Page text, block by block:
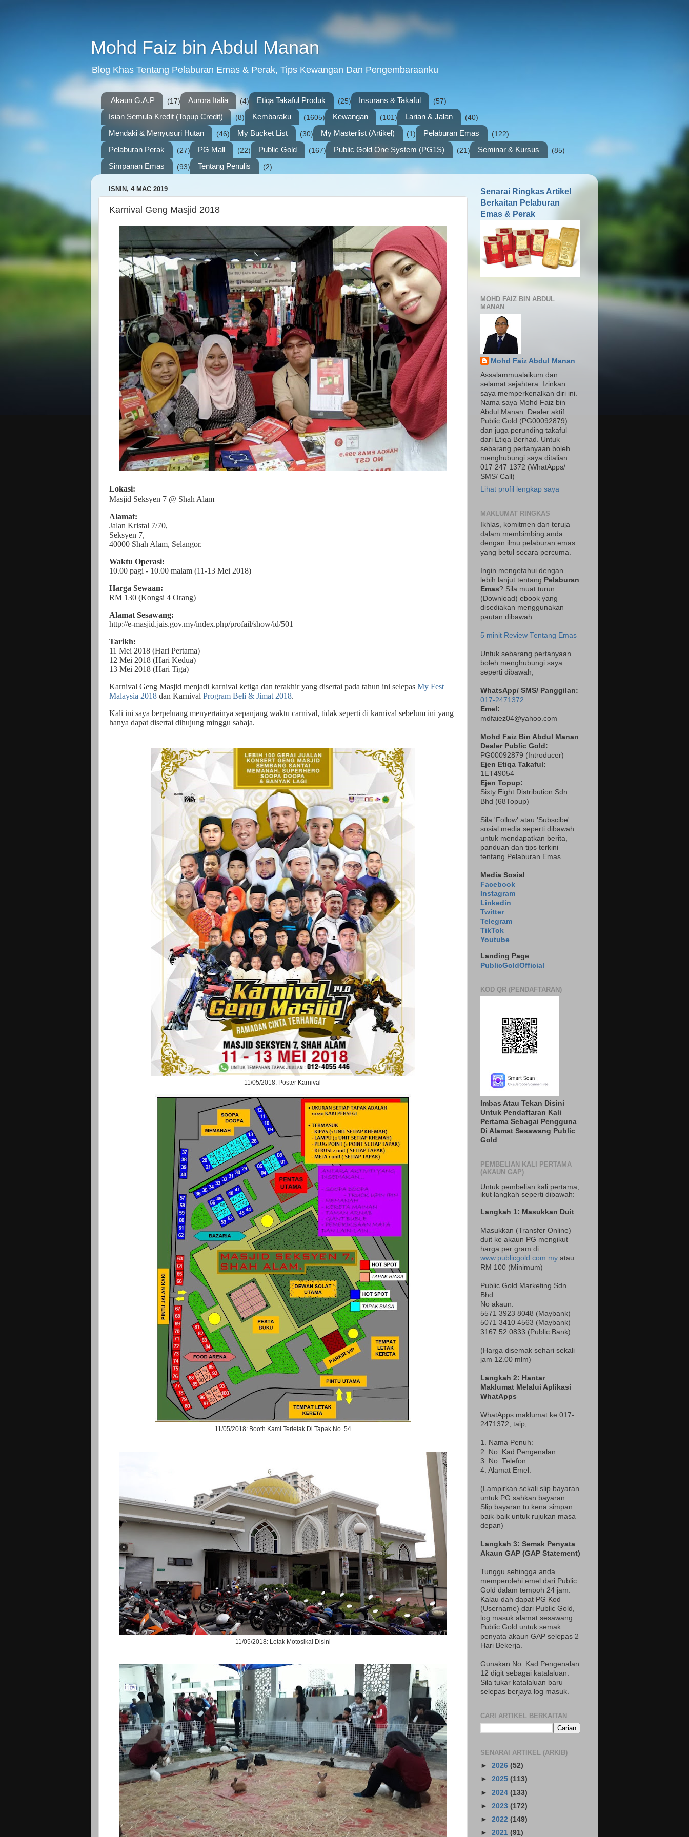
Mohd Faiz bin Abdul Manan
Blog Khas Tentang Pelaburan Emas & Perak, Tips Kewangan Dan Pengembaraanku
Akaun G.A.P (17) Aurora Italia (4) Etiqa Takaful Produk (25) Insurans & Takaful (57)
Isian Semula Kredit (Topup Credit) (8) Kembaraku (1605) Kewangan (101) Larian & Jalan (40)
Mendaki & Menyusuri Hutan (46) My Bucket List (30) My Masterlist (Artikel) (1) Pelaburan Emas (122)
Pelaburan Perak (27) PG Mall (22) Public Gold (167) Public Gold One System (PG1S) (21) Seminar & Kursus (85)
Simpanan Emas (93) Tentang Penulis (2)
ISNIN, 4 MAC 2019
Karnival Geng Masjid 2018
Lokasi:
Masjid Seksyen 7 @ Shah Alam
Alamat:
Jalan Kristal 7/70,
Seksyen 7,
40000 Shah Alam, Selangor.
Waktu Operasi:
10.00 pagi - 10.00 malam (11-13 Mei 2018)
Harga Sewaan:
RM 130 (Kongsi 4 Orang)
Alamat Sesawang:
http://e-masjid.jais.gov.my/index.php/profail/show/id/501
Tarikh:
11 Mei 2018 (Hari Pertama)
12 Mei 2018 (Hari Kedua)
13 Mei 2018 (Hari Tiga)
Karnival Geng Masjid menjadi karnival ketiga dan terakhir yang disertai pada tahun ini selepas My Fest
Malaysia 2018 dan Karnival Program Beli & Jimat 2018.
Kali ini saya berpeluang menyertainya sepanjang waktu carnival, tidak seperti di karnival sebelum ini yang
hanya dapat disertai dihujung minggu sahaja.
11/05/2018: Poster Karnival
11/05/2018: Booth Kami Terletak Di Tapak No. 54
11/05/2018: Letak Motosikal Disini
Senarai Ringkas Artikel
Berkaitan Pelaburan
Emas & Perak
MOHD FAIZ BIN ABDUL
MANAN
Mohd Faiz Abdul Manan
Assalammualaikum dan
selamat sejahtera. Izinkan
saya memperkenalkan diri ini.
Nama saya Mohd Faiz bin
Abdul Manan. Dealer aktif
Public Gold (PG00092879)
dan juga perunding takaful
dari Etiqa Berhad. Untuk
sebarang pertanyaan boleh
menghubungi saya ditalian
017 247 1372 (WhatApps/
SMS/ Call)
Lihat profil lengkap saya
MAKLUMAT RINGKAS
Ikhlas, komitmen dan teruja
dalam membimbing anda
dengan ilmu pelaburan emas
yang betul secara percuma.
Ingin mengetahui dengan
lebih lanjut tentang Pelaburan
Emas? Sila muat turun
(Download) ebook yang
disediakan menggunakan
pautan dibawah:
5 minit Review Tentang Emas
Untuk sebarang pertanyaan
boleh menghubungi saya
seperti dibawah;
WhatsApp/ SMS/ Panggilan:
017-2471372
Emel:
mdfaiez04@yahoo.com
Mohd Faiz Bin Abdul Manan
Dealer Public Gold:
PG00092879 ( Introducer)
Ejen Etiqa Takaful:
1ET49054
Ejen Topup:
Sixty Eight Distribution Sdn
Bhd (68Topup)
Sila 'Follow' atau 'Subscibe'
sosial media seperti dibawah
untuk mendapatkan berita,
panduan dan tips terkini
tentang Pelaburan Emas.
Media Sosial
Facebook
Instagram
Linkedin
Twitter
Telegram
TikTok
Youtube
Landing Page
PublicGoldOfficial
KOD QR (PENDAFTARAN)
Imbas Atau Tekan Disini
Untuk Pendaftaran Kali
Pertama Sebagai Pengguna
Di Alamat Sesawang Public
Gold
PEMBELIAN KALI PERTAMA
(AKAUN GAP)
Untuk pembelian kali pertama,
ikut langkah seperti dibawah:
Langkah 1: Masukkan Duit
Masukkan (Transfer Online)
duit ke akaun PG mengikut
harga per gram di
www.publicgold.com.my atau
RM 100 (Minimum)
Public Gold Marketing Sdn.
Bhd.
No akaun:
5571 3923 8048 (Maybank)
5071 3410 4563 (Maybank)
3167 52 0833 (Public Bank)
(Harga disemak sehari sekali
jam 12.00 mlm)
Langkah 2: Hantar
Maklumat Melalui Aplikasi
WhatApps
WhatApps maklumat ke 017-
2471372 , taip;
1. Nama Penuh:
2. No. Kad Pengenalan:
3. No. Telefon:
4. Alamat Emel:
(Lampirkan sekali slip bayaran
untuk PG sahkan bayaran.
Slip bayaran tu kena simpan
baik-baik untuk rujukan masa
depan)
Langkah 3: Semak Penyata
Akaun GAP (GAP Statement)
Tunggu sehingga anda
memperolehi emel dari Public
Gold dalam tempoh 24 jam.
Kalau dah dapat PG Kod
(Username) dari Public Gold,
log masuk alamat sesawang
Public Gold untuk semak
penyata akaun GAP selepas 2
Hari Bekerja.
Gunakan No. Kad Pengenalan
12 digit sebagai katalaluan.
Sila tukar katalaluan baru
selepas berjaya log masuk.
CARI ARTIKEL BERKAITAN
SENARAI ARTIKEL (ARKIB)
► 2026 (52)
► 2025 (113)
► 2024 (133)
► 2023 (172)
► 2022 (149)
► 2021 (91)